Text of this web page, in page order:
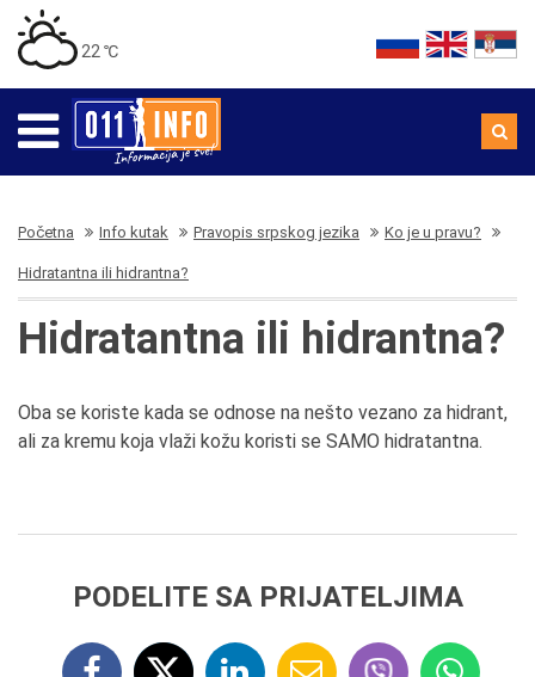
22 ℃
Početna Info kutak Pravopis srpskog jezika Ko je u pravu?
Hidratantna ili hidrantna?
Hidratantna ili hidrantna?
Oba se koriste kada se odnose na nešto vezano za hidrant,
ali za kremu koja vlaži kožu koristi se SAMO hidratantna.
PODELITE SA PRIJATELJIMA